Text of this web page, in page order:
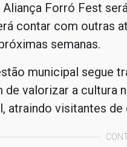
Aliança Forró Fest
contar com outras
semanas.
municipal segue
de valorizar a cultura
atraindo visitantes